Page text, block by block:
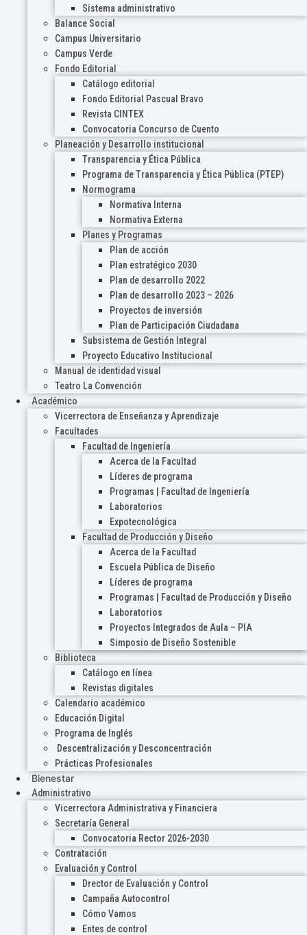
Sistema administrativo
Balance Social
Campus Universitario
Campus Verde
Fondo Editorial
Catálogo editorial
Fondo Editorial Pascual Bravo
Revista CINTEX
Convocatoria Concurso de Cuento
Planeación y Desarrollo institucional
Transparencia y Ética Pública
Programa de Transparencia y Ética Pública (PTEP)
Normograma
Normativa Interna
Normativa Externa
Planes y Programas
Plan de acción
Plan estratégico 2030
Plan de desarrollo 2022
Plan de desarrollo 2023 – 2026
Proyectos de inversión
Plan de Participación Ciudadana
Subsistema de Gestión Integral
Proyecto Educativo Institucional
Manual de identidad visual
Teatro La Convención
Académico
Vicerrectora de Enseñanza y Aprendizaje
Facultades
Facultad de Ingeniería
Acerca de la Facultad
Líderes de programa
Programas | Facultad de Ingeniería
Laboratorios
Expotecnológica
Facultad de Producción y Diseño
Acerca de la Facultad
Escuela Pública de Diseño
Líderes de programa
Programas | Facultad de Producción y Diseño
Laboratorios
Proyectos Integrados de Aula – PIA
Simposio de Diseño Sostenible
Biblioteca
Catálogo en línea
Revistas digitales
Calendario académico
Educación Digital
Programa de Inglés
Descentralización y Desconcentración
Prácticas Profesionales
Bienestar
Administrativo
Vicerrectora Administrativa y Financiera
Secretaría General
Convocatoria Rector 2026-2030
Contratación
Evaluación y Control
Drector de Evaluación y Control
Campaña Autocontrol
Cómo Vamos
Entes de control